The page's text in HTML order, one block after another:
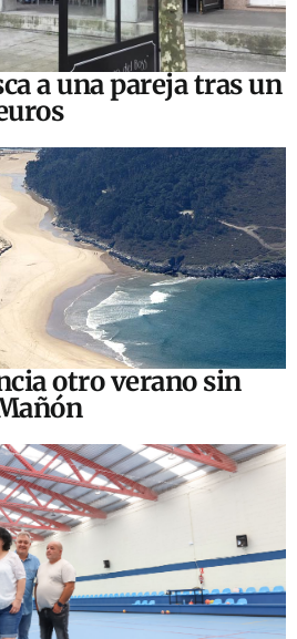
a una pareja tras un
otro verano sin